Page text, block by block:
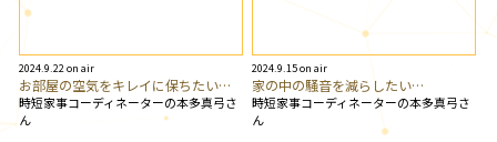
2024.9.22 on air
お部屋の空気をキレイに保ちたい…
時短家事コーディネーターの本多真弓さ
ん
2024.9.15 on air
家の中の騒音を減らしたい…
時短家事コーディネーターの本多真弓さ
ん